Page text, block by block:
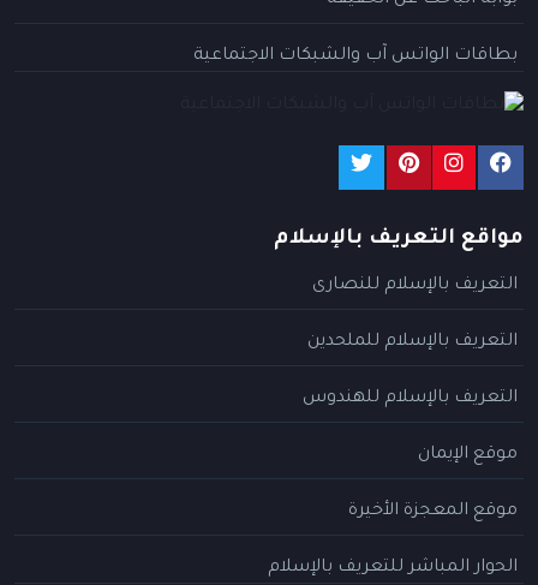
بطاقات الواتس آب والشبكات الاجتماعية
مواقع التعريف بالإسلام
التعريف بالإسلام للنصارى
التعريف بالإسلام للملحدين
التعريف بالإسلام للهندوس
موقع الإيمان
موقع المعجزة الأخيرة
الحوار المباشر للتعريف بالإسلام